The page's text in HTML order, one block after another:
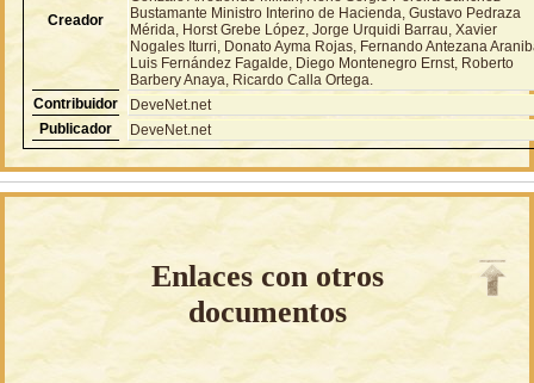
Creador
Bustamante Ministro Interino de Hacienda, Gustavo Pedraza
Mérida, Horst Grebe López, Jorge Urquidi Barrau, Xavier
Nogales Iturri, Donato Ayma Rojas, Fernando Antezana
Luis Fernández Fagalde, Diego Montenegro Ernst, Roberto
Barbery Anaya, Ricardo Calla Ortega.
Contribuidor
DeveNet.net
Publicador
DeveNet.net
Enlaces con otros
documentos